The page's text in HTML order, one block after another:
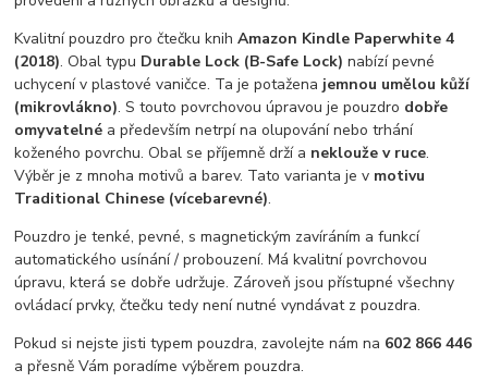
Kvalitní pouzdro pro čtečku knihAmazon Kindle Paperwhite 4
(2018). Obal typu Durable Lock (B-Safe Lock) nabízí pevné
uchycení v plastové vaničce. Ta je potažena jemnou umělou kůží
(mikrovlákno). S touto povrchovou úpravou je pouzdro dobře
omyvatelné a především netrpí na olupování nebo trhání
koženého povrchu. Obal se příjemně drží a neklouže v ruce.
Výběr je z mnoha motivů a barev. Tato varianta je v motivu
Traditional Chinese (vícebarevné).
Pouzdro je tenké, pevné, s magnetickým zavíráním a funkcí
automatického usínání / probouzení. Má kvalitní povrchovou
úpravu, která se dobře udržuje. Zároveň jsou přístupné všechny
ovládací prvky, čtečku tedy není nutné vyndávat z pouzdra.
Pokud si nejste jisti typem pouzdra, zavolejte nám na 602 866 446
a přesně Vám poradíme výběrem pouzdra.